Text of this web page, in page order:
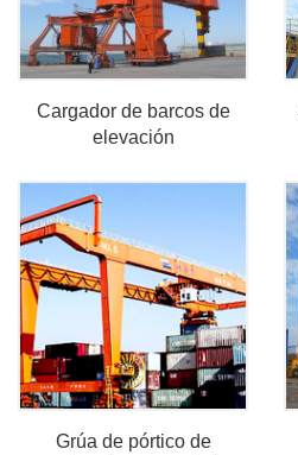
Cargador de barcos de
elevación
Grúa de pórtico de